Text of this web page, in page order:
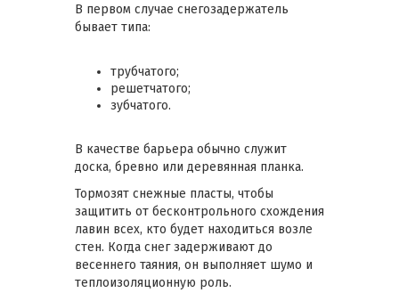
В первом случае снегозадержатель
бывает типа:
трубчатого;
решетчатого;
зубчатого.
В качестве барьера обычно служит
доска, бревно или деревянная планка.
Тормозят снежные пласты, чтобы
защитить от бесконтрольного схождения
лавин всех, кто будет находиться возле
стен. Когда снег задерживают до
весеннего таяния, он выполняет шумо и
теплоизоляционную роль.